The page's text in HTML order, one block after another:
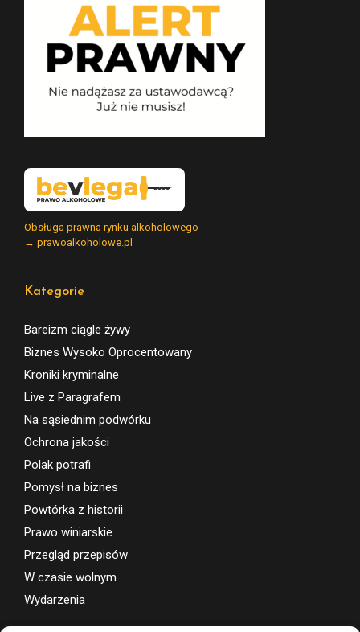
Obsługa prawna rynku alkoholowego
→ prawoalkoholowe.pl
Kategorie
Bareizm ciągle żywy
Biznes Wysoko Oprocentowany
Kroniki kryminalne
Live z Paragrafem
Na sąsiednim podwórku
Ochrona jakości
Polak potrafi
Pomysł na biznes
Powtórka z historii
Prawo winiarskie
Przegląd przepisów
W czasie wolnym
Wydarzenia